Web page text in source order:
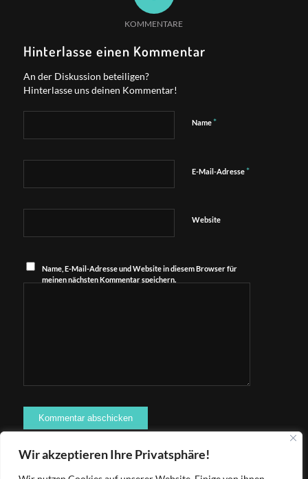
Wir akzeptieren Ihre Privatsphäre!
KOMMENTARE
Hinterlasse einen Kommentar
An der Diskussion beteiligen?
Hinterlasse uns deinen Kommentar!
Name *
E-Mail-Adresse *
Website
Name, E-Mail-Adresse und Website in diesem Browser für
meinen nächsten Kommentar speichern.